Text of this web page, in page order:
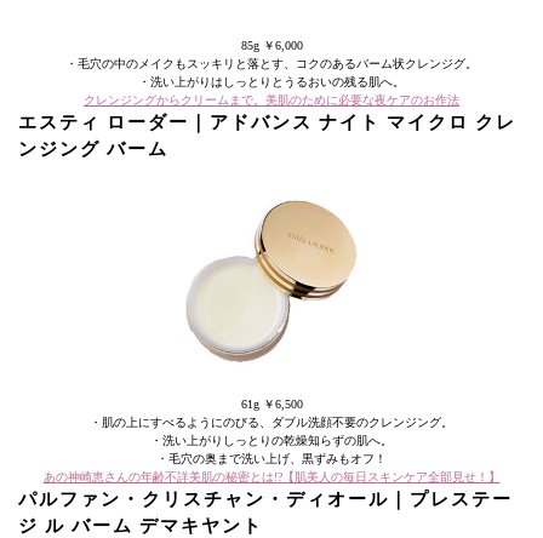
85g ￥6,000
・毛穴の中のメイクもスッキリと落とす、コクのあるバーム状クレンジグ。
・洗い上がりはしっとりとうるおいの残る肌へ。
クレンジングからクリームまで。美肌のために必要な夜ケアのお作法
エスティ ローダー｜アドバンス ナイト マイクロ クレ
ンジング バーム
61g ￥6,500
・肌の上にすべるようにのびる、ダブル洗顔不要のクレンジング。
・洗い上がりしっとりの乾燥知らずの肌へ。
・毛穴の奥まで洗い上げ、黒ずみもオフ！
あの神崎恵さんの年齢不詳美肌の秘密とは!?【肌美人の毎日スキンケア全部見せ！】
パルファン・クリスチャン・ディオール｜プレステー
ジ ル バーム デマキヤント